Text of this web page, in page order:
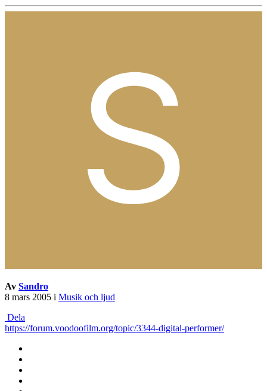
Av Sandro
8 mars 2005 i Musik och ljud
Dela
https://forum.voodoofilm.org/topic/3344-digital-performer/